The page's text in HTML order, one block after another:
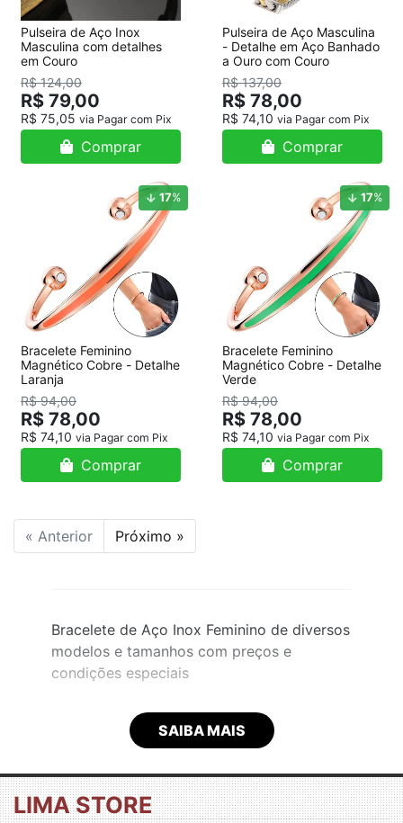
Pulseira de Aço Inox
Masculina com detalhes
em Couro
R$ 124,00
R$ 79,00
R$ 75,05 via Pagar com Pix
Comprar
Pulseira de Aço Masculina
- Detalhe em Aço Banhado
a Ouro com Couro
R$ 137,00
R$ 78,00
R$ 74,10 via Pagar com Pix
Comprar
17%
Bracelete Feminino
Magnético Cobre - Detalhe
Laranja
R$ 94,00
R$ 78,00
R$ 74,10 via Pagar com Pix
Comprar
17%
Bracelete Feminino
Magnético Cobre - Detalhe
Verde
R$ 94,00
R$ 78,00
R$ 74,10 via Pagar com Pix
Comprar
« Anterior Próximo »
Bracelete de Aço Inox Feminino de diversos
modelos e tamanhos com preços e
condições especiais
SAIBA MAIS
LIMA STORE